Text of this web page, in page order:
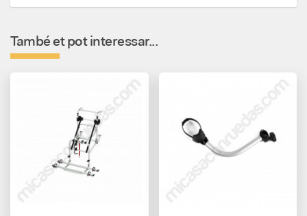
També et pot interessar...